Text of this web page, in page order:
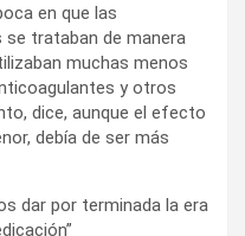
en que las
trataban de manera
muchas menos
y otros
dice, aunque el efecto
debía de ser más
dar por terminada la era